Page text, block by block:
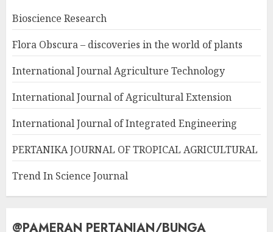
Bioscience Research
Flora Obscura – discoveries in the world of plants
International Journal Agriculture Technology
International Journal of Agricultural Extension
International Journal of Integrated Engineering
PERTANIKA JOURNAL OF TROPICAL AGRICULTURAL
Trend In Science Journal
@PAMERAN PERTANIAN/BUNGA